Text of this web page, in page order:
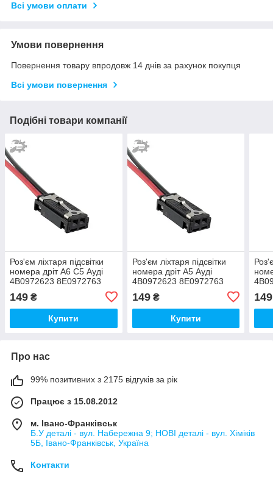
Всі умови оплати
Умови повернення
Повернення товару впродовж 14 днів за рахунок покупця
Всі умови повернення
Подібні товари компанії
Роз'єм ліхтаря підсвітки
номера дріт А6 С5 Ауді
4B0972623 8E0972763
149 ₴
Купити
Роз'єм ліхтаря підсвітки
номера дріт А5 Ауді
4B0972623 8E0972763
149₴
Купити
149
Про нас
99% позитивних з 2175 відгуків за рік
Працює з 15.08.2012
м. Івано-Франківськ
Б.У деталі - вул. Набережна 9; НОВІ деталі - вул. Хіміків
5Б, Івано-Франківськ, Україна
Контакти